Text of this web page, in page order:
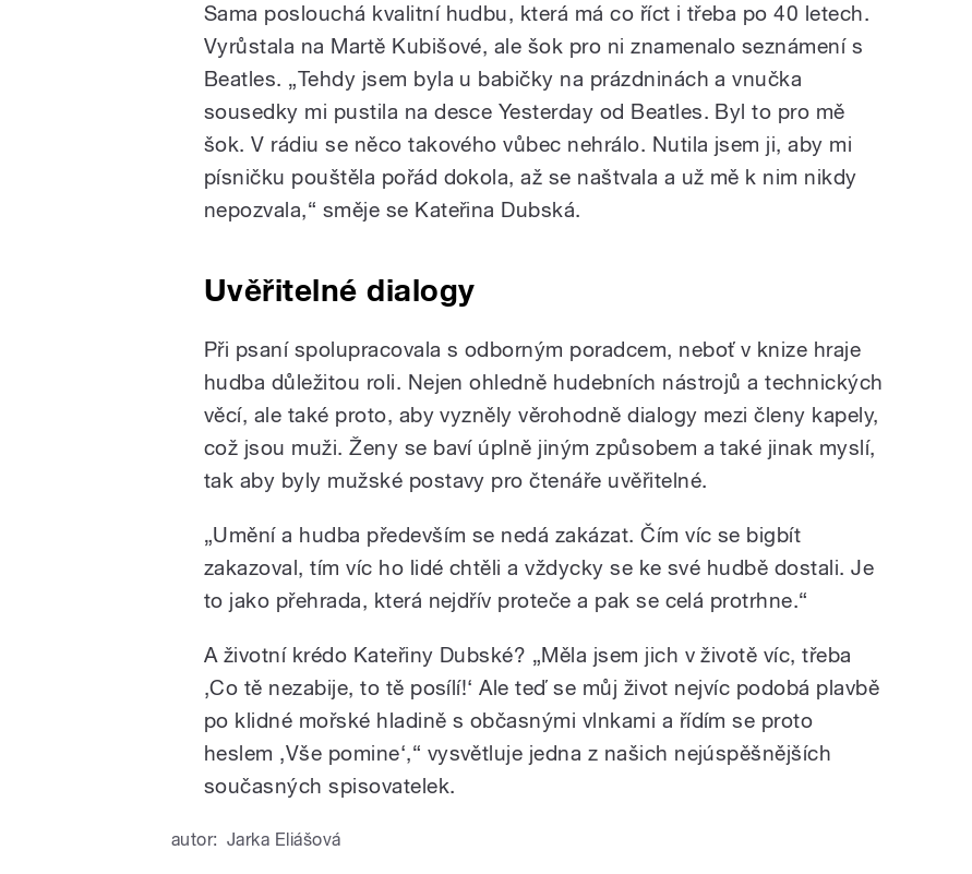
Sama poslouchá kvalitní hudbu, která má co říct i třeba po 40 letech.
Vyrůstala na Martě Kubišové, ale šok pro ni znamenalo seznámení s
Beatles. „Tehdy jsem byla u babičky na prázdninách a vnučka
sousedky mi pustila na desce Yesterday od Beatles. Byl to pro mě
šok. V rádiu se něco takového vůbec nehrálo. Nutila jsem ji, aby mi
písničku pouštěla pořád dokola, až se naštvala a už mě k nim nikdy
nepozvala,“ směje se Kateřina Dubská.
Uvěřitelné dialogy
Při psaní spolupracovala s odborným poradcem, neboť v knize hraje
hudba důležitou roli. Nejen ohledně hudebních nástrojů a technických
věcí, ale také proto, aby vyzněly věrohodně dialogy mezi členy kapely,
což jsou muži. Ženy se baví úplně jiným způsobem a také jinak myslí,
tak aby byly mužské postavy pro čtenáře uvěřitelné.
„Umění a hudba především se nedá zakázat. Čím víc se bigbít
zakazoval, tím víc ho lidé chtěli a vždycky se ke své hudbě dostali. Je
to jako přehrada, která nejdřív proteče a pak se celá protrhne.“
A životní krédo Kateřiny Dubské? „Měla jsem jich v životě víc, třeba
‚Co tě nezabije, to tě posílí!‘ Ale teď se můj život nejvíc podobá plavbě
po klidné mořské hladině s občasnými vlnkami a řídím se proto
heslem ‚Vše pomine‘,“ vysvětluje jedna z našich nejúspěšnějších
současných spisovatelek.
autor: Jarka Eliášová